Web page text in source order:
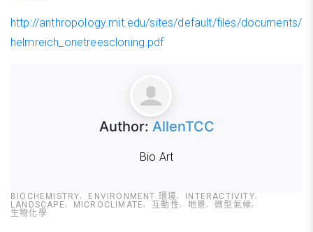
http://anthropology.mit.edu/sites/default/files/documents/
helmreich_onetreescloning.pdf
Author: AllenTCC
Bio Art
BIOCHEMISTRY ENVIRONMENT 環境
INTERACTIVITY
LANDSCAPE
MICROCLIMATE 互動性 地景
微型氣候
生物化學